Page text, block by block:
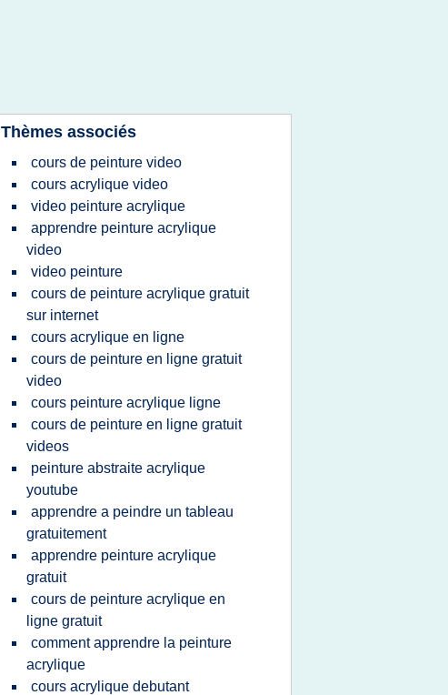
Thèmes associés
cours de peinture video
cours acrylique video
video peinture acrylique
apprendre peinture acrylique
video
video peinture
cours de peinture acrylique gratuit
sur internet
cours acrylique en ligne
cours de peinture en ligne gratuit
video
cours peinture acrylique ligne
cours de peinture en ligne gratuit
videos
peinture abstraite acrylique
youtube
apprendre a peindre un tableau
gratuitement
apprendre peinture acrylique
gratuit
cours de peinture acrylique en
ligne gratuit
comment apprendre la peinture
acrylique
cours acrylique debutant